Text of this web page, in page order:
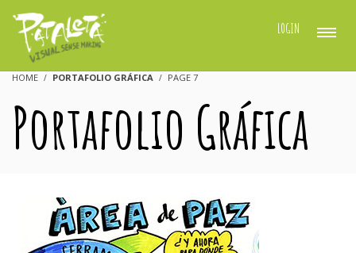
LOGIN
HOME PORTAFOLIO GRÁFICA PAGE 7
Portafolio Gráfica